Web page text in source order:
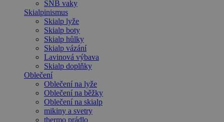
SNB vaky
Skialpinismus
Skialp lyže
Skialp boty
Skialp hůlky
Skialp vázání
Lavinová výbava
Skialp doplňky
Oblečení
Oblečení na lyže
Oblečení na běžky
Oblečení na skialp
mikiny a svetry
thermo prádlo